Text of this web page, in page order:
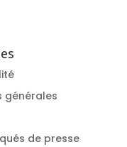
générales
de presse